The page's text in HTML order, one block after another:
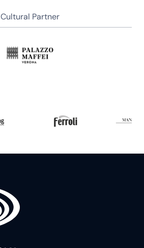
Cultural Partner